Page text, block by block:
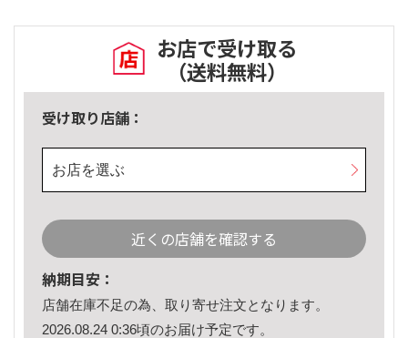
お店で受け取る
（送料無料）
受け取り店舗：
お店を選ぶ
近くの店舗を確認する
納期目安：
店舗在庫不足の為、取り寄せ注文となります。
2026.08.24 0:36頃のお届け予定です。